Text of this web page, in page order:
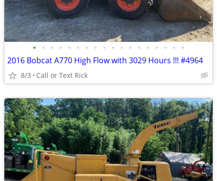
• • • • • • • • • • • • • • • • • •
2016 Bobcat A770 High Flow with 3029 Hours !!! #4964
8/3 Call or Text Rick